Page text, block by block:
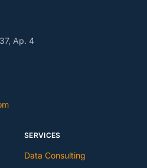
Ap. 4
SERVICES
Data Consulting